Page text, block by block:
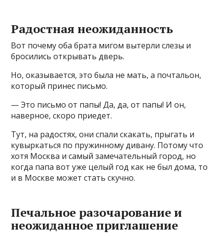
Радостная неожиданность
Вот почему оба брата мигом вытерли слезы и
бросились открывать дверь.
Но, оказывается, это была не мать, а почтальон,
который принес письмо.
— Это письмо от папы! Да, да, от папы! И он,
наверное, скоро приедет.
Тут, на радостях, они спали скакать, прыгать и
кувыркаться по пружинному дивану. Потому что
хотя Москва и самый замечательный город, но
когда папа вот уже целый год как не был дома, то
и в Москве может стать скучно.
Печальное разочарование и
неожиданное приглашение